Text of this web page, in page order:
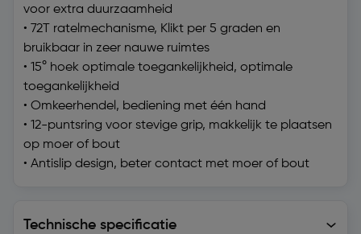
voor extra duurzaamheid
• 72T ratelmechanisme, Klikt per 5 graden en
bruikbaar in zeer nauwe ruimtes
• 15° hoek optimale toegankelijkheid, optimale
toegankelijkheid
• Omkeerhendel, bediening met één hand
• 12-puntsring voor stevige grip, makkelijk te plaatsen
op moer of bout
• Antislip design, beter contact met moer of bout
Technische specificatie